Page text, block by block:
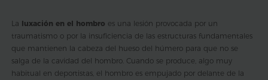
La luxación en el hombro es una lesión provocada por un
traumatismo o por la insuficiencia de las estructuras fundamentales
que mantienen la cabeza del hueso del húmero para que no se
salga de la cavidad del hombro. Cuando se produce, algo muy
habitual en deportistas, el hombro es empujado por delante de la